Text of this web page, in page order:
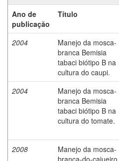
Ano de
publicação
Título
2004
Manejo da mosca-
branca Bemisia
tabaci biótipo B na
cultura do caupi.
2004
Manejo da mosca-
branca Bemisia
tabaci biótipo B na
cultura do tomate.
2008
Manejo da mosca-
branca-do-cajueiro